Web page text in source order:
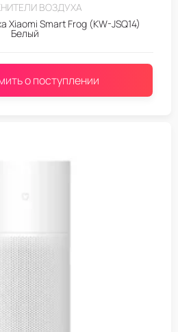
ВОЗДУХА
Xiaomi Smart Frog (KW-JSQ14)
Белый
о поступлении